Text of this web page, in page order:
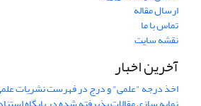
ارسال مقاله
تماس با ما
نقشه سایت
آخرین اخبار
اخذ درجه "علمی" و درج در فهرست نشریات